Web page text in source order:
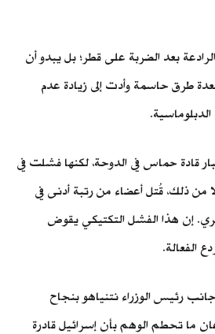
بعد الضربة على قطر؛ بل يبدو أن
طرق حاسمة وأدت إلى زيادة عدم
الدبلوماسية.
قادة حماس في الدوحة، لكنها فشلت في
من ذلك، قُتل أعضاء من رتبة أدنى في
إن هذا الفشل التكتيكي يقوض
الفعالة.
رئيس الوزراء نتنياهو بنجاح
ما تحطم الوهم بأن إسرائيل قادرة